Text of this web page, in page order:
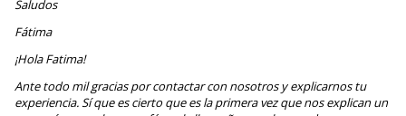
Saludos
Fátima
¡Hola Fatima!
Ante todo mil gracias por contactar con nosotros y explicarnos tu
experiencia. Sí que es cierto que es la primera vez que nos explican un